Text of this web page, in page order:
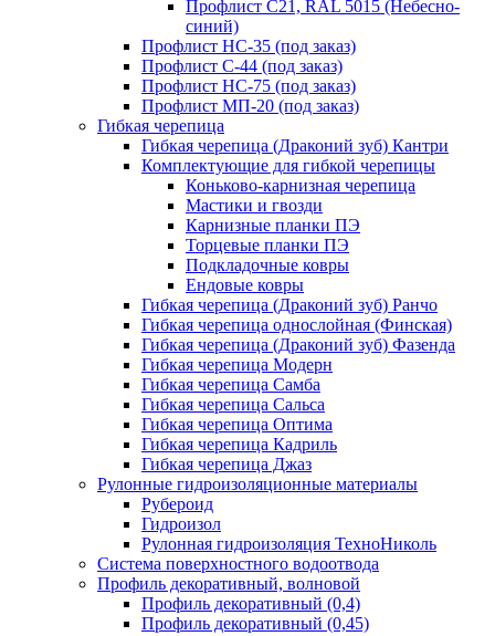
Профлист С21, RAL 5015 (Небесно-
синий)
Профлист НС-35 (под заказ)
Профлист С-44 (под заказ)
Профлист НС-75 (под заказ)
Профлист МП-20 (под заказ)
Гибкая черепица
Гибкая черепица (Драконий зуб) Кантри
Комплектующие для гибкой черепицы
Коньково-карнизная черепица
Мастики и гвозди
Карнизные планки ПЭ
Торцевые планки ПЭ
Подкладочные ковры
Ендовые ковры
Гибкая черепица (Драконий зуб) Ранчо
Гибкая черепица однослойная (Финская)
Гибкая черепица (Драконий зуб) Фазенда
Гибкая черепица Модерн
Гибкая черепица Самба
Гибкая черепица Сальса
Гибкая черепица Оптима
Гибкая черепица Кадриль
Гибкая черепица Джаз
Рулонные гидроизоляционные материалы
Рубероид
Гидроизол
Рулонная гидроизоляция ТехноНиколь
Система поверхностного водоотвода
Профиль декоративный, волновой
Профиль декоративный (0,4)
Профиль декоративный (0,45)